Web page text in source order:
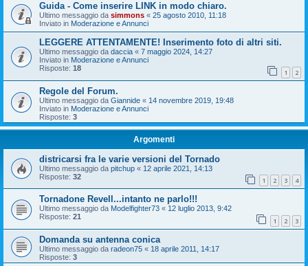
Guida - Come inserire LINK in modo chiaro.
Ultimo messaggio da simmons « 25 agosto 2010, 11:18
Inviato in Moderazione e Annunci
LEGGERE ATTENTAMENTE! Inserimento foto di altri siti.
Ultimo messaggio da daccia « 7 maggio 2024, 14:27
Inviato in Moderazione e Annunci
Risposte: 18 1 2
Regole del Forum.
Ultimo messaggio da Giannide « 14 novembre 2019, 19:48
Inviato in Moderazione e Annunci
Risposte: 3
Argomenti
districarsi fra le varie versioni del Tornado
Ultimo messaggio da pitchup « 12 aprile 2021, 14:13
Risposte: 32 1 2 3 4
Tornadone Revell...intanto ne parlo!!!
Ultimo messaggio da Modelfighter73 « 12 luglio 2013, 9:42
Risposte: 21 1 2 3
Domanda su antenna conica
Ultimo messaggio da radeon75 « 18 aprile 2011, 14:17
Risposte: 3